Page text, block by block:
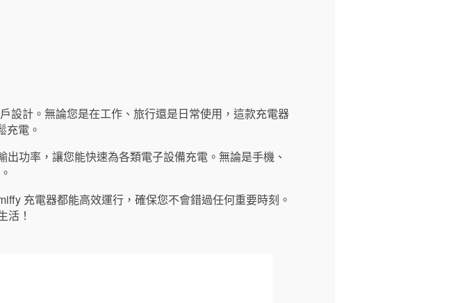
設計。無論您是在工作、旅行還是日常使用，這款充電器
充電。
功率，讓您能快速為各類電子設備充電。無論是手機、
充電器都能高效運行，確保您不會錯過任何重要時刻。
活！